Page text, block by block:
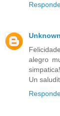
Unknown
alegro
Un